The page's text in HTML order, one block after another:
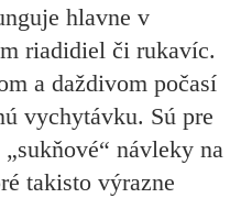
hlavne v
riadidiel či rukavíc.
a daždivom počasí
vychytávku. Sú pre
návleky na
takisto výrazne